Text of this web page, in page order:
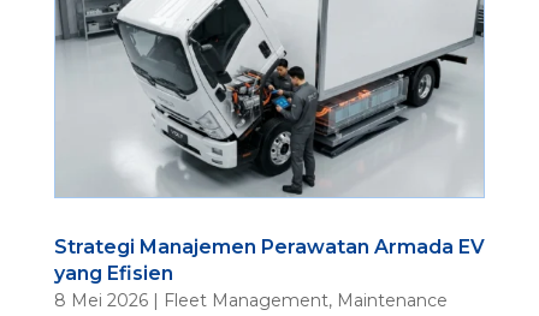
Strategi Manajemen Perawatan Armada EV
yang Efisien
8 Mei 2026| Fleet Management, Maintenance